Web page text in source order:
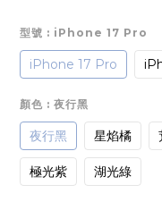
型號 : iPhone 17 Pro
iPhone 17 Pro
顏色 : 夜行黑
夜行黑 星焰橘
極光紫 湖光綠